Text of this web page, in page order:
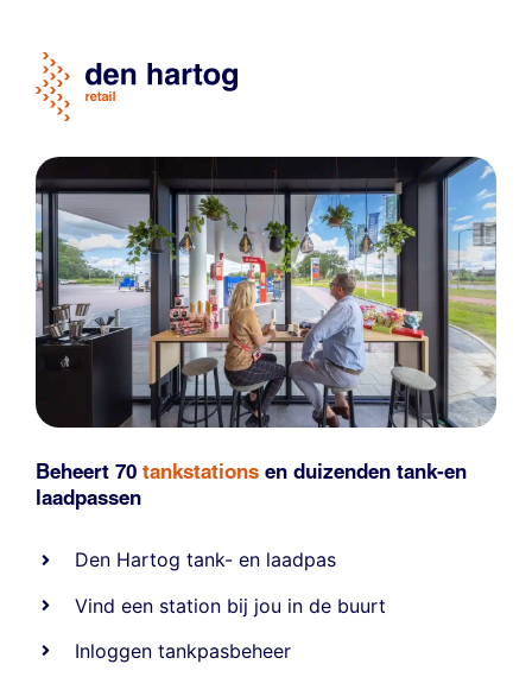
Beheert 70 tankstations en duizenden tank-en
laadpassen
Den Hartog tank- en laadpas
Vind een station bij jou in de buurt
Inloggen tankpasbeheer